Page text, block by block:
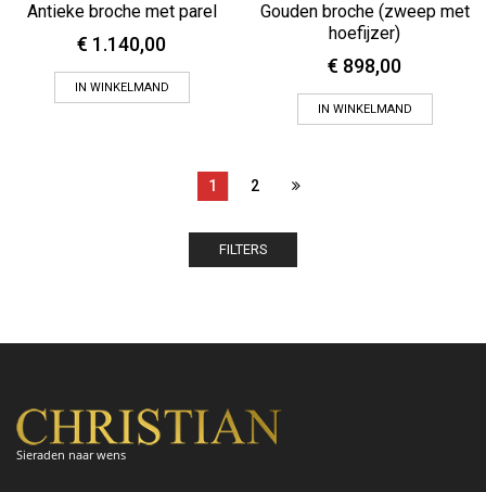
Antieke broche met parel
€ 1.140,00
IN WINKELMAND
Gouden broche (zweep met
hoefijzer)
€ 898,00
IN WINKELMAND
1 2
FILTERS
Sieraden naar wens